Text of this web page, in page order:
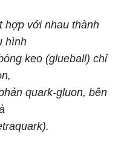
hợp với nhau thành
hình
keo (glueball) chỉ
quark-gluon, bên